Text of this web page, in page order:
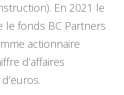
En 2021 le
le fonds BC Partners
actionnaire
d’affaires